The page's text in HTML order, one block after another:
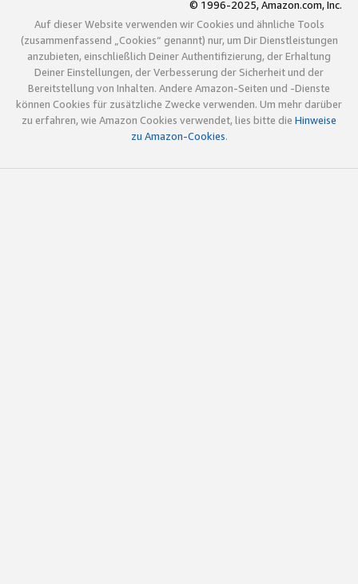
© 1996-2025, Amazon.com, Inc.
Auf dieser Website verwenden wir Cookies und ähnliche Tools
(zusammenfassend „Cookies“ genannt) nur, um Dir Dienstleistungen
anzubieten, einschließlich Deiner Authentifizierung, der Erhaltung
Deiner Einstellungen, der Verbesserung der Sicherheit und der
Bereitstellung von Inhalten. Andere Amazon-Seiten und -Dienste
können Cookies für zusätzliche Zwecke verwenden. Um mehr darüber
zu erfahren, wie Amazon Cookies verwendet, lies bitte die Hinweise
zu Amazon-Cookies.